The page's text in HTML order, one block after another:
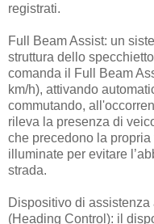
registrati.
Full Beam Assist: un
struttura dello
comanda il Full Beam
km/h), attivando
commutando,
rileva la presenza di
che precedono la
illuminate per evitare
strada.
Dispositivo di
(Heading Control): il